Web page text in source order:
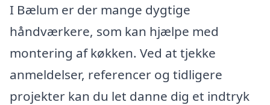
I Bælum er der mange dygtige
håndværkere, som kan hjælpe med
montering af køkken. Ved at tjekke
anmeldelser, referencer og tidligere
projekter kan du let danne dig et indtryk